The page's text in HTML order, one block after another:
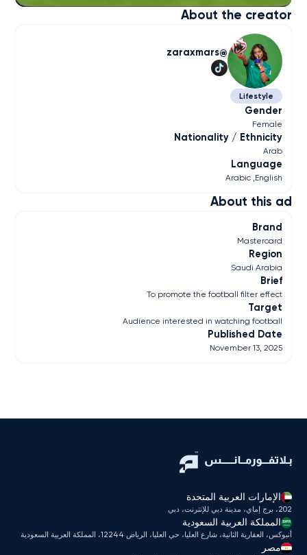
About this ad
Brand
Mastercard
Region
Saudi Arabia
Brief
To promote the football filter effect
Target
Audience interested in watching football
Published Date
November 13, 2025
About the creator
zaraxmars
Lifestyle
Gender
Female
Nationality / Ethnicity
Arab
Language
English
Arabic
الإمارات العربية المتحدة
202، برج إماي، مدينة دبي للإنترنت، دبي
المملكة العربية السعودية
أنبوكس، العقارية الثانية، شارع العليا، حي العليا، الرياض 12244، المملكة العربية السعودية
مصر